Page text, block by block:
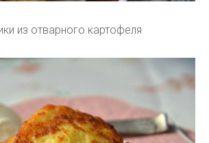
из отварного картофеля